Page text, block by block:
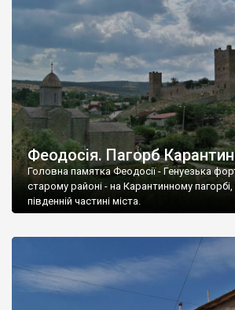
Феодосія. Пагорб
Головна памятка Феодосії - Генуезька
старому районі - на Карантинному
південній частині міста.